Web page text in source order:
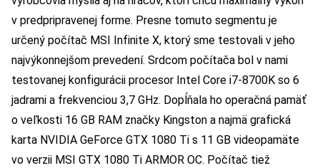
v predpripravenej forme. Presne tomuto segmentu je
určený počítač MSI Infinite X, ktorý sme testovali v jeho
najvýkonnejšom prevedení. Srdcom počítača bol v nami
testovanej konfigurácii procesor Intel Core i7-8700K so 6
jadrami a frekvenciou 3,7 GHz. Dopĺňala ho operačná pamäť
o veľkosti 16 GB RAM značky Kingston a najmä grafická
karta NVIDIA GeForce GTX 1080 Ti s 11 GB videopamäte
vo verzii MSI GTX 1080 Ti ARMOR OC. Počítač tiež